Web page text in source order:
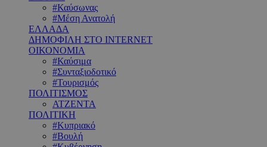
#Καύσωνας
#Μέση Ανατολή
ΕΛΛΑΔΑ
ΔΗΜΟΦΙΛΗ ΣΤΟ INTERNET
ΟΙΚΟΝΟΜΙΑ
#Καύσιμα
#Συνταξιοδοτικό
#Τουρισμός
ΠΟΛΙΤΙΣΜΟΣ
ΑΤΖΕΝΤΑ
ΠΟΛΙΤΙΚΗ
#Κυπριακό
#Βουλή